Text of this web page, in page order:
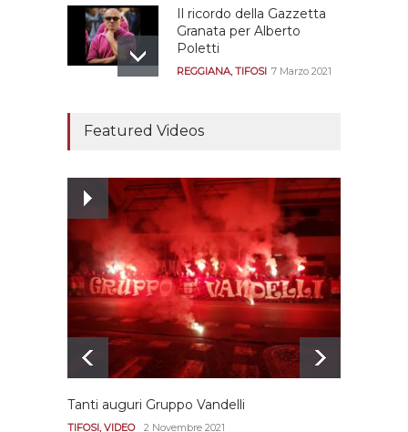
Il ricordo della Gazzetta
Granata per Alberto
Poletti
REGGIANA,TIFOSI 7 Marzo 2021
assistere agli allenamenti
Ecco le prove
dell’incongruenza delle
due sentenze
REGGIANA 15 Aprile 2021
Featured Videos
Tanti auguri Gruppo Vandelli
TIFOSI,VIDEO 2 Novembre 2021